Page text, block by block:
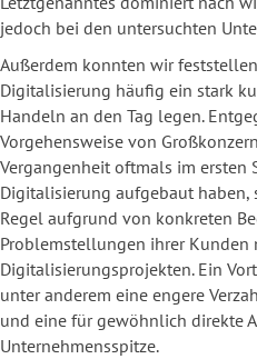
jedoch bei den untersuchten
Außerdem konnten wir
Digitalisierung häufig ein stark
Handeln an den Tag legen.
Vorgehensweise von
Vergangenheit oftmals im ersten
Digitalisierung aufgebaut
Regel aufgrund von konkreten
Problemstellungen ihrer Kunden
Digitalisierungsprojekten. Ein
unter anderem eine engere
und eine für gewöhnlich direkte
Unternehmensspitze.